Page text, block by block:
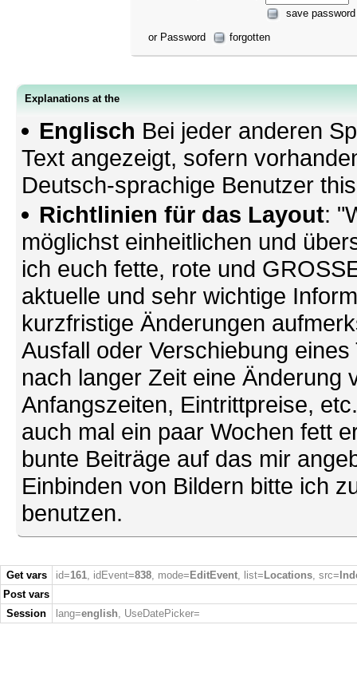
save password
or Password
forgotten
Explanations at the
Englisch Bei jeder anderen
Text angezeigt, sofern
Deutsch-sprachige Benutzer
Richtlinien für das Layout:
möglichst einheitlichen und
ich euch fette, rote und
aktuelle und sehr wichtige
kurzfristige Änderungen
Ausfall oder Verschiebung
nach langer Zeit eine Änderung
Anfangszeiten, Eintrittpreise,
auch mal ein paar Wochen fett
bunte Beiträge auf das mir
Einbinden von Bildern bitte ich
benutzen.
Get vars id=161, idEvent=838, mode= EditEvent, list= Locations, src=
Post vars
Session
lang=english, UseDatePicker=